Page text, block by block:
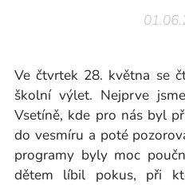
Ve čtvrtek 28. května se
školní výlet. Nejprve
Vsetíně, kde pro nás byl
do vesmíru a poté
programy byly moc
dětem líbil pokus, při